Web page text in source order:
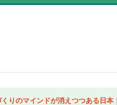
くりのマインドが消えつつある日